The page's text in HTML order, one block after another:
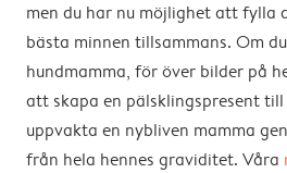
men du har nu möjlighet att fylla
bästa minnen tillsammans. Om
hundmamma, för över bilder på
att skapa en pälsklingspresent
uppvakta en nybliven mamma
från hela hennes graviditet. Våra